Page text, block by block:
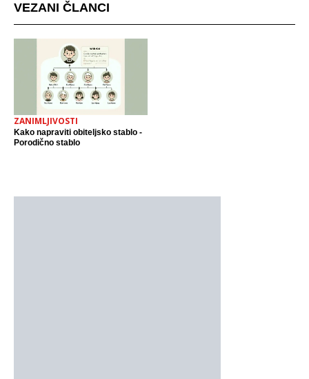
VEZANI ČLANCI
ZANIMLJIVOSTI
Kako napraviti obiteljsko stablo -
Porodično stablo